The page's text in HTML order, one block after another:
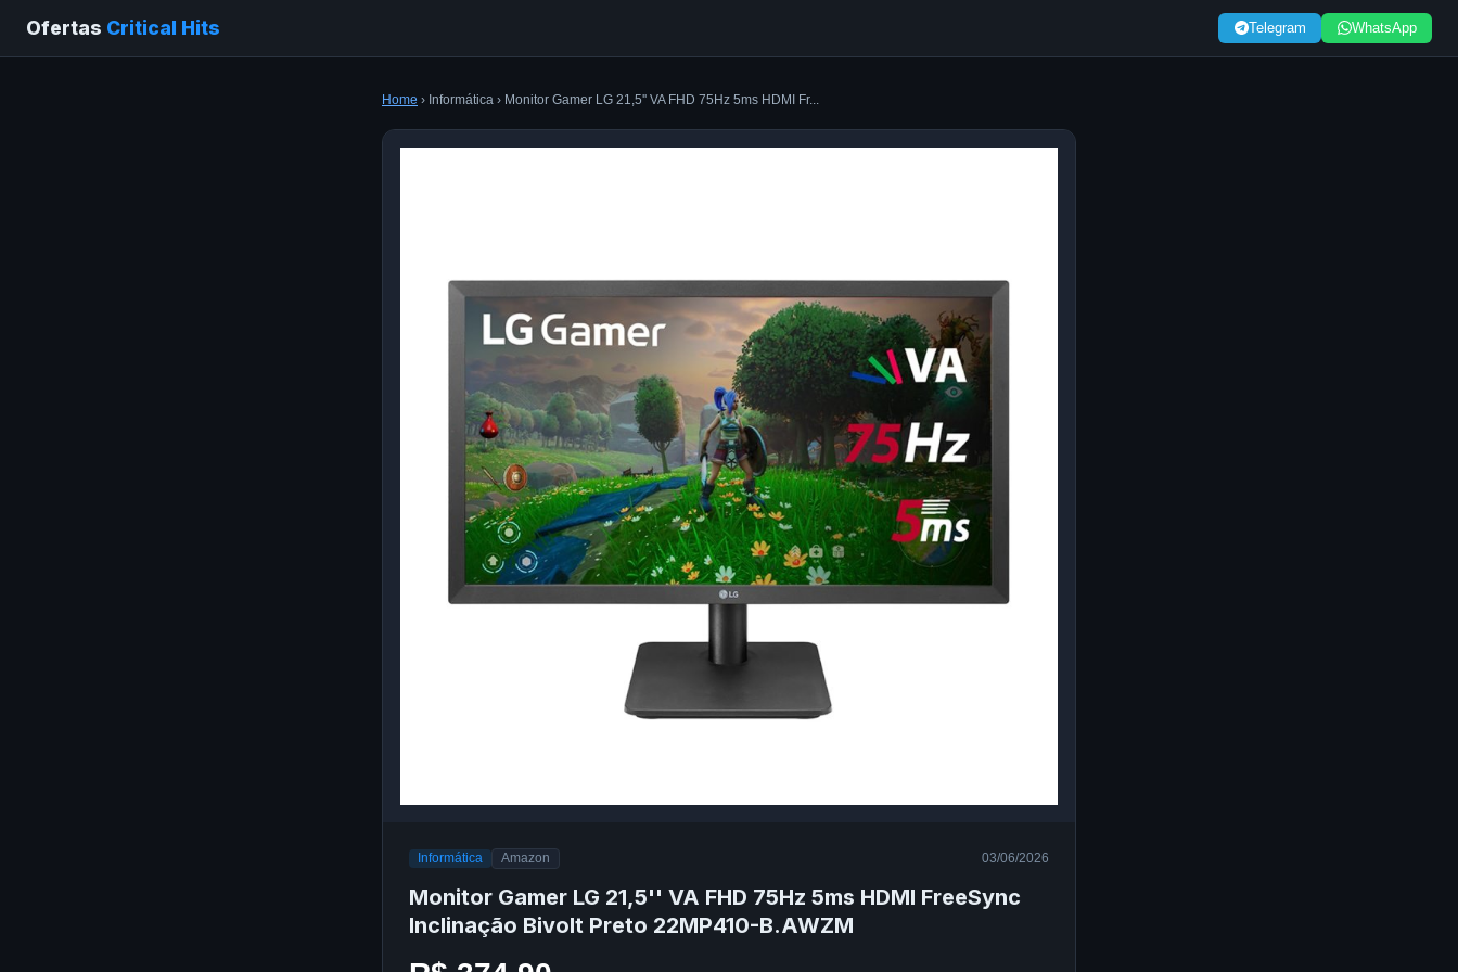
Ofertas Critical Hits Telegram WhatsApp
Home › Informática › Monitor Gamer LG 21,5'' VA FHD 75Hz 5ms HDMI Fr...
Informática Amazon 03/06/2026
Monitor Gamer LG 21,5'' VA FHD 75Hz 5ms HDMI FreeSync
Inclinação Bivolt Preto 22MP410-B.AWZM